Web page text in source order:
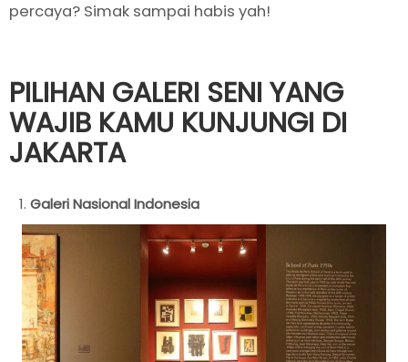
percaya? Simak sampai habis yah!
PILIHAN GALERI SENI YANG
WAJIB KAMU KUNJUNGI DI
JAKARTA
Galeri Nasional Indonesia